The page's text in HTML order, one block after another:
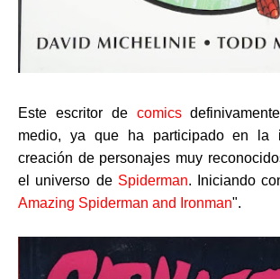
Este escritor de comics
medio, ya que ha participado en la
creación de personajes muy
el universo de Spiderman. Iniciando
Amazing Spiderman and Ironman".